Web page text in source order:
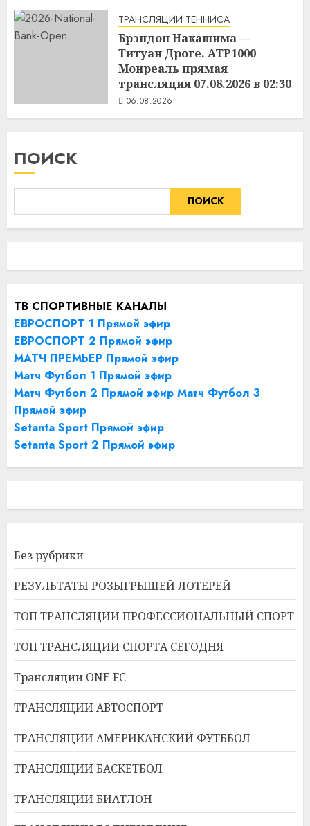
ТРАНСЛЯЦИИ ТЕННИСА
Брэндон Накашима —
Титуан Дроге. ATP1000
Монреаль прямая
трансляция 07.08.2026 в 02:30
06.08.2026
ПОИСК
ПОИСК
ТВ СПОРТИВНЫЕ КАНАЛЫ
ЕВРОСПОРТ 1 Прямой эфир
ЕВРОСПОРТ 2 Прямой эфир
МАТЧ ПРЕМЬЕР Прямой эфир
Матч Футбол 1 Прямой эфир
Матч Футбол 2 Прямой эфир Матч Футбол 3
Прямой эфир
Setanta Sport Прямой эфир
Setanta Sport 2 Прямой эфир
Без рубрики
РЕЗУЛЬТАТЫ РОЗЫГРЫШЕЙ ЛОТЕРЕЙ
ТОП ТРАНСЛЯЦИИ ПРОФЕССИОНАЛЬНЫЙ СПОРТ
ТОП ТРАНСЛЯЦИИ СПОРТА СЕГОДНЯ
Трансляции ONE FC
ТРАНСЛЯЦИИ АВТОСПОРТ
ТРАНСЛЯЦИИ АМЕРИКАНСКИЙ ФУТББОЛ
ТРАНСЛЯЦИИ БАСКЕТБОЛ
ТРАНСЛЯЦИИ БИАТЛОН